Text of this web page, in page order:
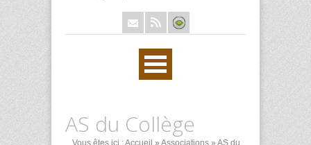
AS du Collège
Vous êtes ici :Accueil » Associations » AS du